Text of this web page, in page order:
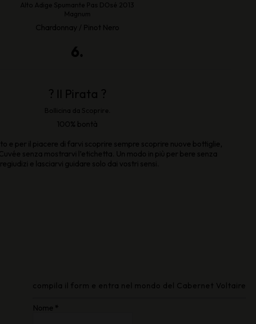
Alto Adige Spumante Pas DOsé 2013
Magnum
Chardonnay / Pinot Nero
6.
? Il Pirata ?
Bollicina da Scoprire.
100% bontà
e per il piacere di farvi scoprire sempre scoprire nuove bottiglie,
senza mostrarvi l’etichetta. Un modo in più per bere senza
e lasciarvi guidare solo dai vostri sensi.
compila il form e entra nel mondo del Cabernet Voltaire
Nome *